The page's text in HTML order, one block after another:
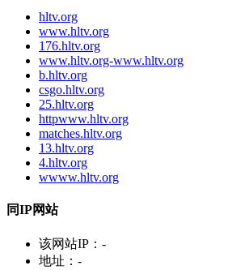
hltv.org
www.hltv.org
176.hltv.org
www.hltv.org-www.hltv.org
b.hltv.org
csgo.hltv.org
25.hltv.org
httpwww.hltv.org
matches.hltv.org
13.hltv.org
4.hltv.org
wwww.hltv.org
同IP网站
该网站IP： -
地址： -